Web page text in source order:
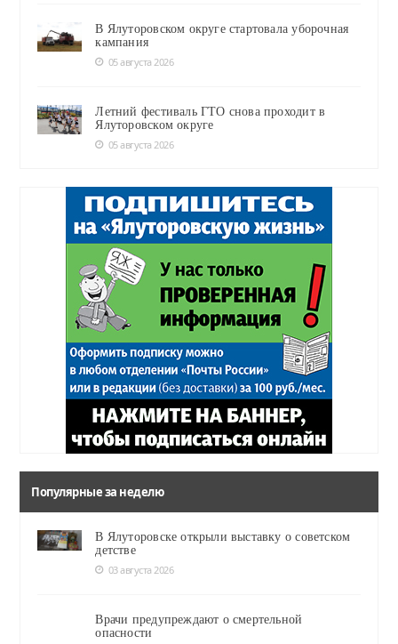
В Ялуторовском округе стартовала уборочная
кампания
05 августа 2026
Летний фестиваль ГТО снова проходит в
Ялуторовском округе
05 августа 2026
Популярные за неделю
В Ялуторовске открыли выставку о советском
детстве
03 августа 2026
Врачи предупреждают о смертельной
опасности